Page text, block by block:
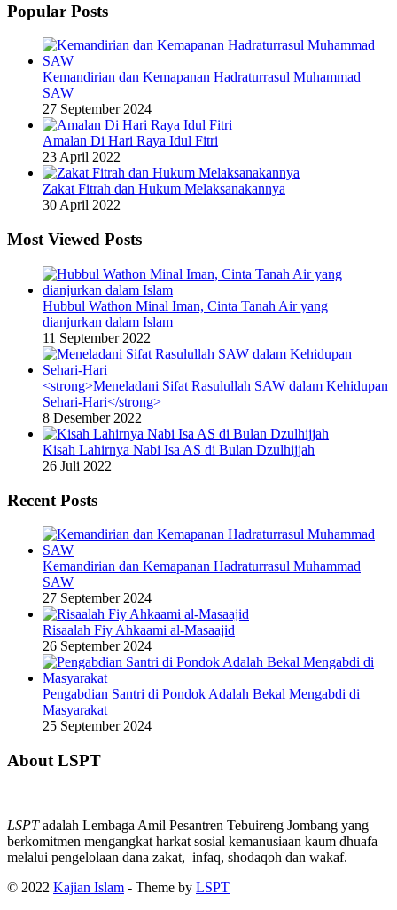
Popular Posts
Kemandirian dan Kemapanan Hadraturrasul Muhammad
SAW
27 September 2024
Amalan Di Hari Raya Idul Fitri
23 April 2022
Zakat Fitrah dan Hukum Melaksanakannya
30 April 2022
Most Viewed Posts
Hubbul Wathon Minal Iman, Cinta Tanah Air yang
dianjurkan dalam Islam
11 September 2022
<strong>Meneladani Sifat Rasulullah SAW dalam Kehidupan
Sehari-Hari</strong>
8 Desember 2022
Kisah Lahirnya Nabi Isa AS di Bulan Dzulhijjah
26 Juli 2022
Recent Posts
Kemandirian dan Kemapanan Hadraturrasul Muhammad
SAW
27 September 2024
Risaalah Fiy Ahkaami al-Masaajid
26 September 2024
Pengabdian Santri di Pondok Adalah Bekal Mengabdi di
Masyarakat
25 September 2024
About LSPT
LSPTadalah Lembaga Amil Pesantren Tebuireng Jombang yang
berkomitmen mengangkat harkat sosial kemanusiaan kaum dhuafa
melalui pengelolaan dana zakat, infaq, shodaqoh dan wakaf.
© 2022 Kajian Islam - Theme by LSPT